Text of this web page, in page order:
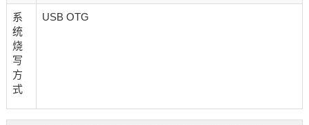
系
统
烧
写
方
式
USB OTG